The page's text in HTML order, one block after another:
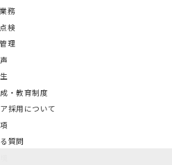
務
検
理
・教育制度
採用について
質問